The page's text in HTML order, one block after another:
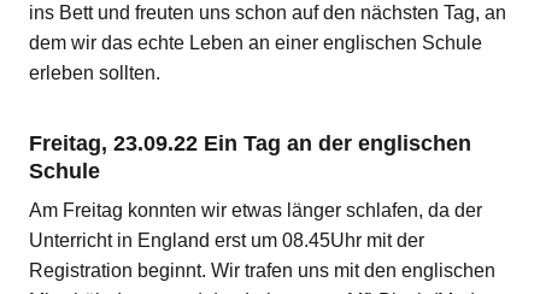
ins Bett und freuten uns schon auf den nächsten Tag, an
dem wir das echte Leben an einer englischen Schule
erleben sollten.
Freitag, 23.09.22 Ein Tag an der englischen
Schule
Am Freitag konnten wir etwas länger schlafen, da der
Unterricht in England erst um 08.45Uhr mit der
Registration beginnt. Wir trafen uns mit den englischen